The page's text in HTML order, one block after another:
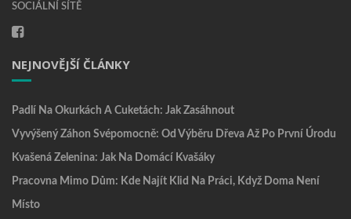
SOCIÁLNÍ SÍTĚ
NEJNOVĚJŠÍ ČLÁNKY
Padlí Na Okurkách A Cuketách: Jak Zasáhnout
Vyvýšený Záhon Svépomocně: Od Výběru Dřeva Až Po První Úrodu
Kvašená Zelenina: Jak Na Domácí Kvašáky
Pracovna Mimo Dům: Kde Najít Klid Na Práci, Když Doma Není
Místo